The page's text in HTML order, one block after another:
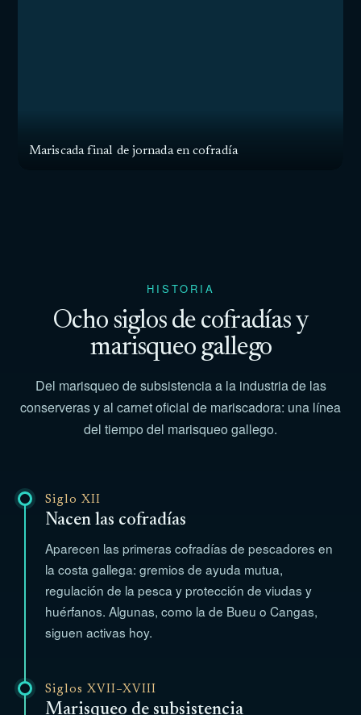
Mariscada final de jornada en cofradía
HISTORIA
Ocho siglos de cofradías y
marisqueo gallego
Del marisqueo de subsistencia a la industria de las
conserveras y al carnet oficial de mariscadora: una línea
del tiempo del marisqueo gallego.
Siglo XII
Nacen las cofradías
Aparecen las primeras cofradías de pescadores en
la costa gallega: gremios de ayuda mutua,
regulación de la pesca y protección de viudas y
huérfanos. Algunas, como la de Bueu o Cangas,
siguen activas hoy.
Siglos XVII–XVIII
Marisqueo de subsistencia